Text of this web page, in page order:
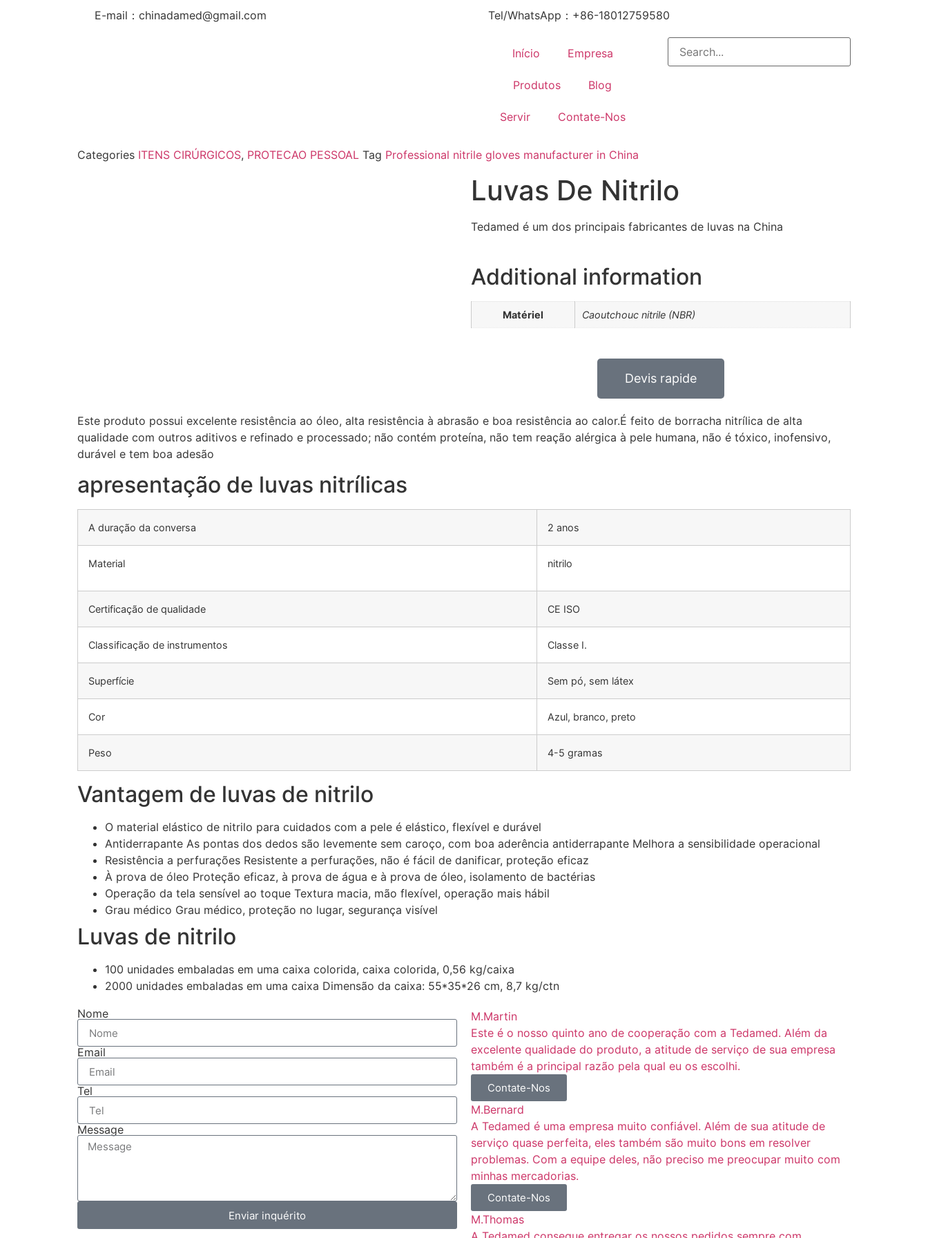
E-mail：chinadamed@gmail.com Tel/WhatsApp：+86-18012759580
Início Empresa
Produtos Blog
Servir Contate-Nos
Categories ITENS CIRÚRGICOS, PROTECAO PESSOAL Tag Professional nitrile gloves manufacturer in China
Luvas De Nitrilo
Tedamed é um dos principais fabricantes de luvas na China
Additional information
Matériel Caoutchouc nitrile (NBR)
Devis rapide
Este produto possui excelente resistência ao óleo, alta resistência à abrasão e boa resistência ao calor.É feito de borracha nitrílica de alta
qualidade com outros aditivos e refinado e processado; não contém proteína, não tem reação alérgica à pele humana, não é tóxico, inofensivo,
durável e tem boa adesão
apresentação de luvas nitrílicas
A duração da conversa 2 anos
Material nitrilo
Certificação de qualidade CE ISO
Classificação de instrumentos Classe I.
Superfície Sem pó, sem látex
Cor Azul, branco, preto
Peso 4-5 gramas
Vantagem de luvas de nitrilo
O material elástico de nitrilo para cuidados com a pele é elástico, flexível e durável
Antiderrapante As pontas dos dedos são levemente sem caroço, com boa aderência antiderrapante Melhora a sensibilidade operacional
Resistência a perfurações Resistente a perfurações, não é fácil de danificar, proteção eficaz
À prova de óleo Proteção eficaz, à prova de água e à prova de óleo, isolamento de bactérias
Operação da tela sensível ao toque Textura macia, mão flexível, operação mais hábil
Grau médico Grau médico, proteção no lugar, segurança visível
Luvas de nitrilo
100 unidades embaladas em uma caixa colorida, caixa colorida, 0,56 kg/caixa
2000 unidades embaladas em uma caixa Dimensão da caixa: 55*35*26 cm, 8,7 kg/ctn
Nome
Email
Tel
Message
Enviar inquérito
M.Martin
Este é o nosso quinto ano de cooperação com a Tedamed. Além da
excelente qualidade do produto, a atitude de serviço de sua empresa
também é a principal razão pela qual eu os escolhi.
Contate-Nos
M.Bernard
A Tedamed é uma empresa muito confiável. Além de sua atitude de
serviço quase perfeita, eles também são muito bons em resolver
problemas. Com a equipe deles, não preciso me preocupar muito com
minhas mercadorias.
Contate-Nos
M.Thomas